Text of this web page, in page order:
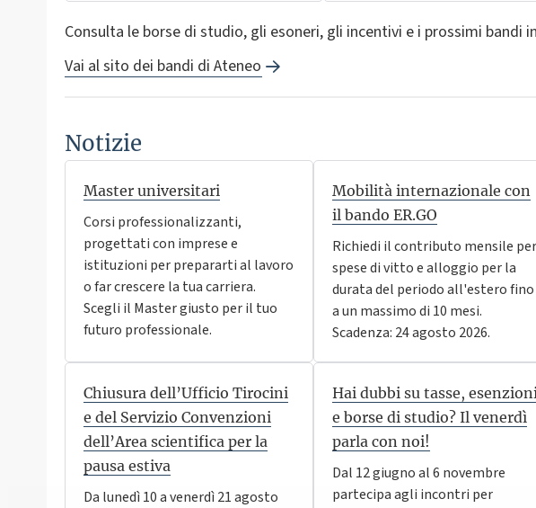
Consulta le borse di studio, gli esoneri, gli incentivi e i prossimi bandi
Vai al sito dei bandi di Ateneo
Notizie
Master universitari
Corsi professionalizzanti,
progettati con imprese e
istituzioni per prepararti al lavoro
o far crescere la tua carriera.
Scegli il Master giusto per il tuo
futuro professionale.
Mobilità internazionale con
il bando ER.GO
Richiedi il contributo mensile per
spese di vitto e alloggio per la
durata del periodo all'estero fino
a un massimo di 10 mesi.
Scadenza: 24 agosto 2026.
Chiusura dell’Ufficio Tirocini
e del Servizio Convenzioni
dell’Area scientifica per la
pausa estiva
Da lunedì 10 a venerdì 21 agosto
Hai dubbi su tasse,
e borse di studio? Il venerdì
parla con noi!
Dal 12 giugno al 6 novembre
partecipa agli incontri per